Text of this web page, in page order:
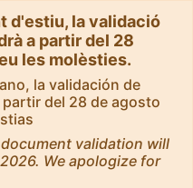
d'estiu, la validació
a partir del 28
les molèsties.
la validación de
del 28 de agosto
validation will
We apologize for